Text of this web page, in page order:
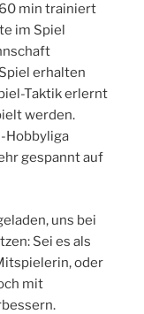
min trainiert
im Spiel
erhalten
Taktik erlernt
werden.
Hobbyliga
gespannt auf
uns bei
Sei es als
oder
mit